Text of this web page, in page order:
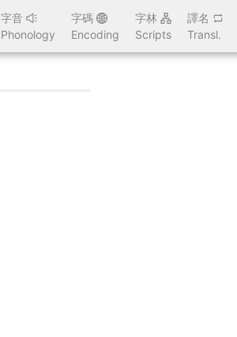
字音
Phonology
字碼
Encoding
字林
Scripts
譯名
Transl.